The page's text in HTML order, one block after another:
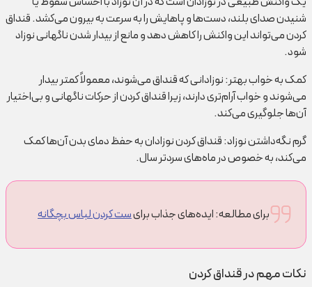
شنیدن صدای بلند، دست‌ها و پاهایش را به سرعت به بیرون می‌کشد. قنداق
کردن می‌تواند این واکنش را کاهش دهد و مانع از بیدار شدن ناگهانی نوزاد
شود.
کمک به خواب بهتر: نوزادانی که قنداق می‌شوند، معمولاً کمتر بیدار
می‌شوند و خواب آرام‌تری دارند، زیرا قنداق کردن از حرکات ناگهانی و بی‌اختیار
آن‌ها جلوگیری می‌کند.
گرم نگه‌داشتن نوزاد: قنداق کردن نوزادان به حفظ دمای بدن آن‌ها کمک
می‌کند، به خصوص در ماه‌های سردتر سال.
برای مطالعه: ایده‌های جذاب برایست کردن لباس بچگانه
نکات مهم در قنداق کردن